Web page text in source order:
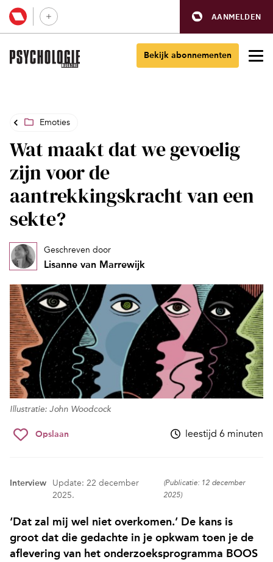
AANMELDEN
Bekijk abonnementen
Emoties
Wat maakt dat we gevoelig
zijn voor de
aantrekkingskracht van een
sekte?
Geschreven door
Lisanne van Marrewijk
Illustratie: John Woodcock
Opslaan leestijd 6 minuten
Interview
Update: 22 december
2025.
(Publicatie: 12 december
2025)
‘Dat zal mij wel niet overkomen.’ De kans is
groot dat die gedachte in je opkwam toen je de
aflevering van het onderzoeksprogramma BOOS